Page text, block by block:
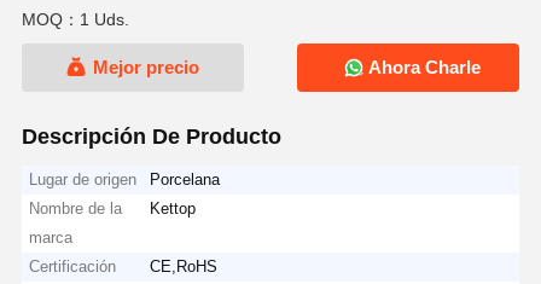
rack 1U
MOQ：1 Uds.
Mejor precio Ahora Charle
Descripción De Producto
Lugar de origen
Porcelana
Nombre de la
marca
Kettop
Certificación
CE,RoHS